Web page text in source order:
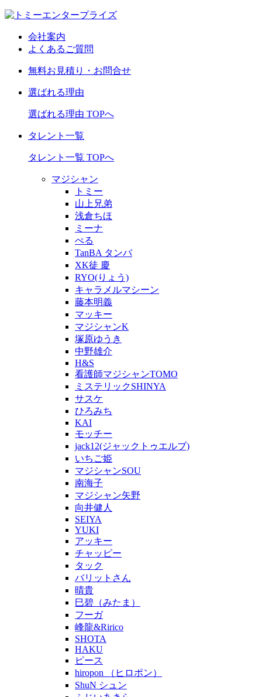
会社案内
よくあるご質問
無料お見積り・お問合せ
選ばれる理由
選ばれる理由 TOPへ
タレント一覧
タレント一覧 TOPへ
マジシャン
トミー
山上兄弟
浅倉ちほ
ミーナ
ぺる
TanBA タンバ
XK徒 慶
RYO(りょう)
キャラメルマシーン
藤本明義
マッキー
マジシャンK
塚原ゆうき
中野雄介
H&S
看護師マジシャンTOMO
ミステリックSHINYA
サスケ
ひろみち
KAI
モッチー
jack12(ジャックトゥエルブ)
いちご姫
マジシャンSOU
南海子
マジシャン矢野
向井健人
SEIYA
YUKI
アッキー
チャッピー
タック
バリットさん
晴貴
巳碧（みたま）
フーガ
峰龍&Ririco
SHOTA
HAKU
ピース
hiropon （ヒロポン）
ShuN シュン